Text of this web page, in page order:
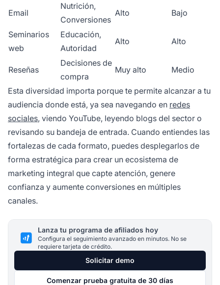
Email
Nutrición,
Conversiones
Alto Bajo
Seminarios
web
Educación,
Autoridad
Alto Alto
Reseñas
Decisiones de
compra
Muy alto Medio
Esta diversidad importa porque te permite alcanzar a tu
audiencia donde está, ya sea navegando en redes
sociales, viendo YouTube, leyendo blogs del sector o
revisando su bandeja de entrada. Cuando entiendes las
fortalezas de cada formato, puedes desplegarlos de
forma estratégica para crear un ecosistema de
marketing integral que capte atención, genere
confianza y aumente conversiones en múltiples
canales.
Lanza tu programa de afiliados hoy
Configura el seguimiento avanzado en minutos. No se
requiere tarjeta de crédito.
Solicitar demo
Comenzar prueba gratuita de 30 días